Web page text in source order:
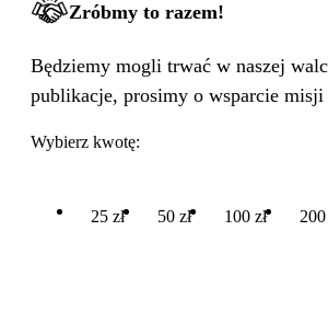
Zróbmy to razem!
Będziemy mogli trwać w naszej
publikacje, prosimy o wsparcie misji
Wybierz kwotę:
25 zł 50 zł 100 zł 200